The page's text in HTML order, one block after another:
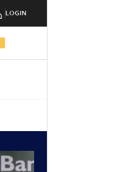
LOGIN